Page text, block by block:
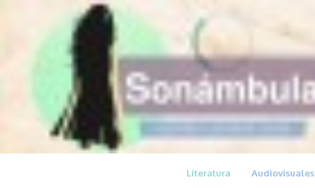
Literatura Audiovisuales